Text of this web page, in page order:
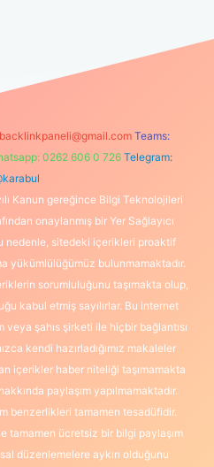
backlinkpaneli@gmail.com Teams:
0262 606 0 726 Telegram:
Kanun gereğince Bilgi Teknolojileri
onaylanmış bir Yer Sağlayıcı
nedenle, sitedeki içerikleri proaktif
yükümlülüğümüz bulunmamaktadır.
sorumluluğunu taşımakta olup,
kabul etmiş sayılırlar. Bu internet
şahıs şirketi ile hiçbir bağlantısı
kendi hazırladığımız makaleler
içerikler haber niteliği taşımamakta
paylaşım yapılmamaktadır.
benzerlikleri tamamen tesadüfidir.
tamamen ücretsiz bir bilgi paylaşım
düzenlemelere aykırı olduğunu